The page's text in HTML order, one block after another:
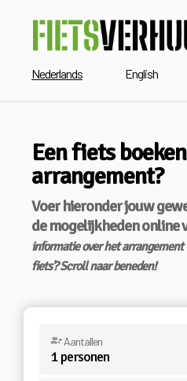
Nederlands English
Een fiets
arrangement?
Voer hieronder jouw
de mogelijkheden online
informatie over het arrangement
fiets'? Scroll naar beneden!
group_addAantallen
1personen